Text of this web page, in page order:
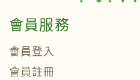
會員服務
會員登入
會員註冊